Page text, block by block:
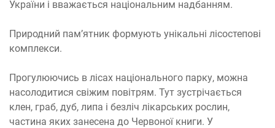
України і вважається національним надбанням.
Природний пам’ятник формують унікальні лісостепові
комплекси.
Прогулюючись в лісах національного парку, можна
насолодитися свіжим повітрям. Тут зустрічається
клен, граб, дуб, липа і безліч лікарських рослин,
частина яких занесена до Червоної книги. У